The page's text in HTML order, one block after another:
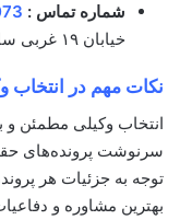
شماره تماس :
خیابان ۱۹ غربی ساختمان رامین طبقه 2 واحد 8
نکات مهم در انتخاب
انتخاب وکیلی مطمئن و
سرنوشت پرونده‌های
توجه به جزئیات هر
بهترین مشاوره و